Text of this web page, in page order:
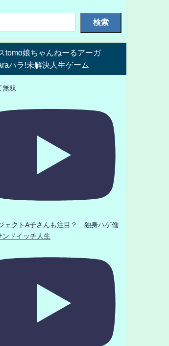
検索
tomo娘ちゃんねーるアーガ
ハラ!未解決人生ゲーム
無双
ェクトA子さんも注目？ 独身ハゲ僧
ンドイッチ人生